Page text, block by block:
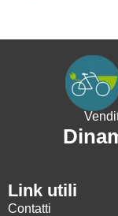
Link utili
Contatti